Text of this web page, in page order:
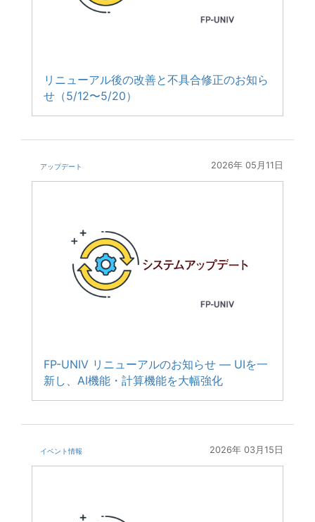
リニューアル後の改善と不具合修正のお知ら
せ（5/12〜5/20）
アップデート 2026年 05月11日
FP-UNIV リニューアルのお知らせ — UIを一
新し、AI機能・計算機能を大幅強化
イベント情報 2026年 03月15日